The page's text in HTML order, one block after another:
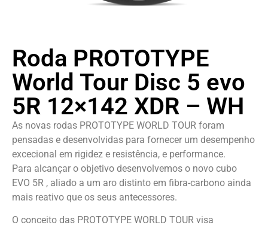
Roda PROTOTYPE
World Tour Disc 5 evo
5R 12×142 XDR – WH
As novas rodas PROTOTYPE WORLD TOUR foram
pensadas e desenvolvidas para fornecer um desempenho
excecional em rigidez e resistência, e performance.
Para alcançar o objetivo desenvolvemos o novo cubo
EVO 5R , aliado a um aro distinto em fibra-carbono ainda
mais reativo que os seus antecessores.
O conceito das PROTOTYPE WORLD TOUR visa